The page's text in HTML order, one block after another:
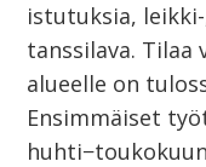
istutuksia,
tanssilava. Tilaa
alueelle on
Ensimmäiset